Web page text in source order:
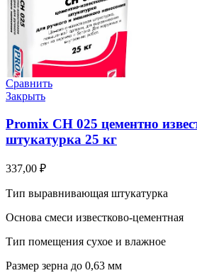
Сравнить
Закрыть
Promix CH 025 цементно
штукатурка 25 кг
337,00 ₽
Тип выравнивающая штукатурка
Основа смеси известково-цементная
Тип помещения сухое и влажное
Размер зерна до 0,63 мм